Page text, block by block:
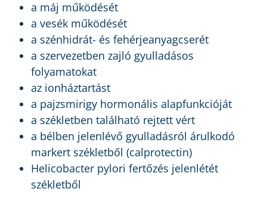
a máj működését
a vesék működését
a szénhidrát- és fehérjeanyagcserét
a szervezetben zajló gyulladásos
folyamatokat
az ionháztartást
a pajzsmirigy hormonális alapfunkcióját
a székletben található rejtett vért
a bélben jelenlévő gyulladásról árulkodó
markert székletből (calprotectin)
Helicobacter pylori fertőzés jelenlétét
székletből